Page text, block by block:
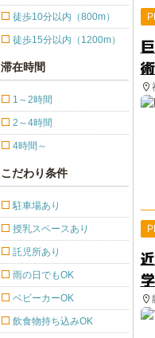
徒歩10分以内（800m）
徒歩15分以内（1200m）
滞在時間
1～2時間
2～4時間
4時間～
こだわり条件
駐車場あり
授乳スペースあり
託児所あり
雨の日でもOK
ベビーカーOK
飲食物持ち込みOK